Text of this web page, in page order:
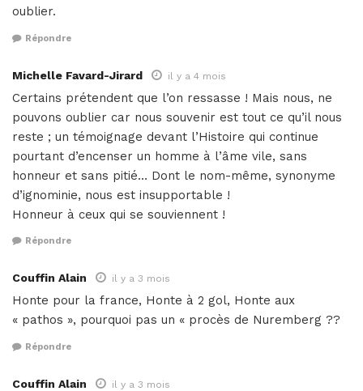
oublier.
Répondre
Michelle Favard-Jirard il y a 4 mois
Certains prétendent que l’on ressasse ! Mais nous, ne
pouvons oublier car nous souvenir est tout ce qu’il nous
reste ; un témoignage devant l’Histoire qui continue
pourtant d’encenser un homme à l’âme vile, sans
honneur et sans pitié… Dont le nom-même, synonyme
d’ignominie, nous est insupportable !
Honneur à ceux qui se souviennent !
Répondre
Couffin Alain il y a 3 mois
Honte pour la france, Honte à 2 gol, Honte aux
« pathos », pourquoi pas un « procès de Nuremberg ??
Répondre
Couffin Alain il y a 3 mois